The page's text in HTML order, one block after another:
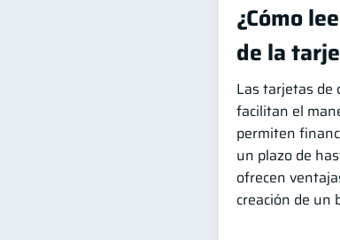
¿Cómo
de la
Las tarjetas de
facilitan el
permiten
un plazo de
ofrecen
creación de un